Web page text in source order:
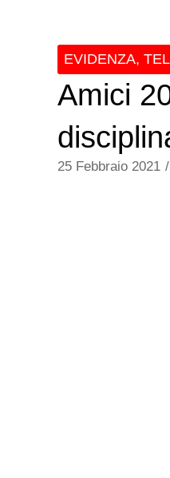
EVIDENZA,
Amici
25 Febbraio 2021 /